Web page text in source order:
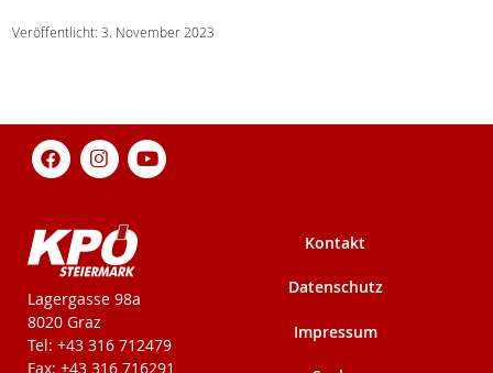
Veröffentlicht: 3. November 2023
KPÖ-Steiermark
Lagergasse 98a
8020 Graz
Tel: +43 316 712479
Fax: +43 316 716291
Kontakt
Datenschutz
Impressum